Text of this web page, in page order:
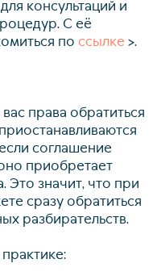
консультаций и
С её
по ссылке >.
права обратиться
соглашение
приобретает
Это значит, что при
сразу обратиться
разбирательств.